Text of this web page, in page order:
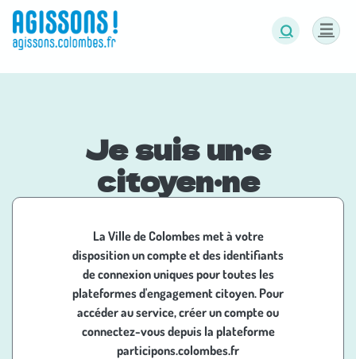
Connexion
Je suis un·e
citoyen·ne
La Ville de Colombes met à votre
disposition un compte et des identifiants
de connexion uniques pour toutes les
plateformes d'engagement citoyen. Pour
accéder au service, créer un compte ou
connectez-vous depuis la plateforme
participons.colombes.fr
Panneau de gestion des cookies